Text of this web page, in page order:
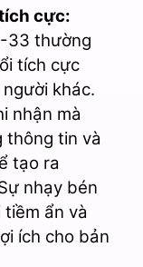
cực:
33 thường
tích cực
khác.
nhận mà
thông tin và
tạo ra
nhạy bén
ẩn và
ích cho bản